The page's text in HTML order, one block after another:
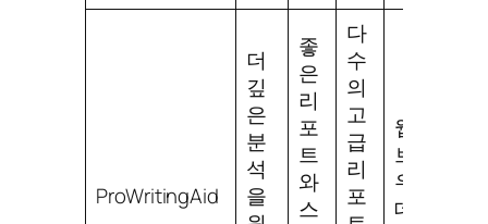
ProWritingAid
더
깊
은
분
석
을
좋
은
리
포
트
와
스
다
수
의
고
급
리
포
웹,
브라
우저,
데스